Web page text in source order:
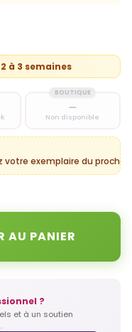
à 3 semaines
BOUTIQUE
—
Non disponible
votre exemplaire du
AU PANIER
?
et à un soutien